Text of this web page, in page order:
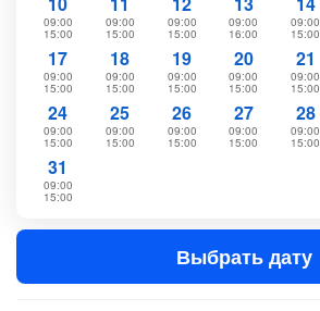
09:00
15:00
09:00
15:00
09:00
15:00
09:00
16:00
09:00
15:00
17
09:00
15:00
18
09:00
15:00
19
09:00
15:00
20
09:00
15:00
21
09:00
15:00
24
09:00
15:00
25
09:00
15:00
26
09:00
15:00
27
09:00
15:00
28
09:00
15:00
31
09:00
15:00
Выбрать дату